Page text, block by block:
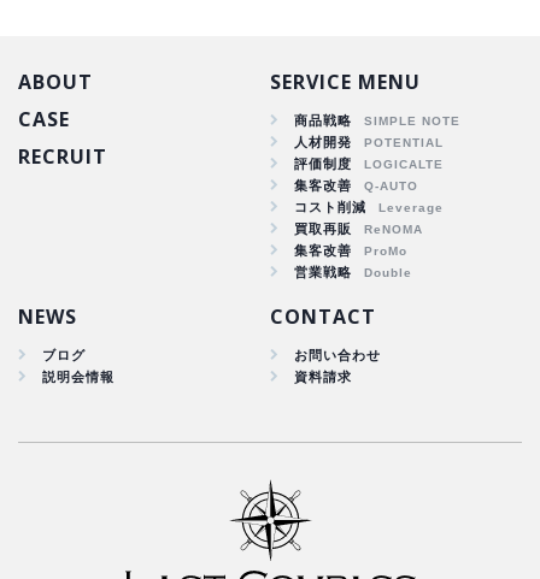
ABOUT
CASE
商品戦略
RECRUIT
SERVICE MENU
商品戦略
人材開発
評価制度
集客改善
コスト削減
買取再販
集客改善
営業戦略
NEWS
ブログ
説明会情報
CONTACT
お問い合わせ
資料請求